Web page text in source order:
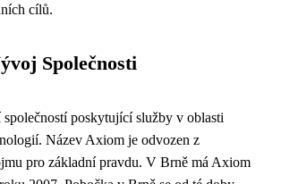
cílů.
Společnosti
poskytující služby v oblasti
Název Axiom je odvozen z
pro základní pravdu. V Brně má Axiom